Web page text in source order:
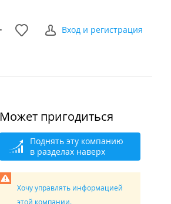
Вход и регистрация
Может пригодиться
Поднять эту компанию
в разделах наверх
Хочу управлять информацией
этой компании.